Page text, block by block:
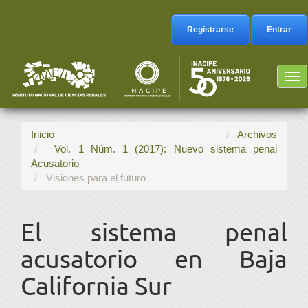
Barra
lateral
Registrarse Entrar
Inicio
Archivos
Vol. 1 Núm. 1 (2017): Nuevo sistema penal
Acusatorio
Visiones para el futuro
El sistema penal
acusatorio en Baja
California Sur